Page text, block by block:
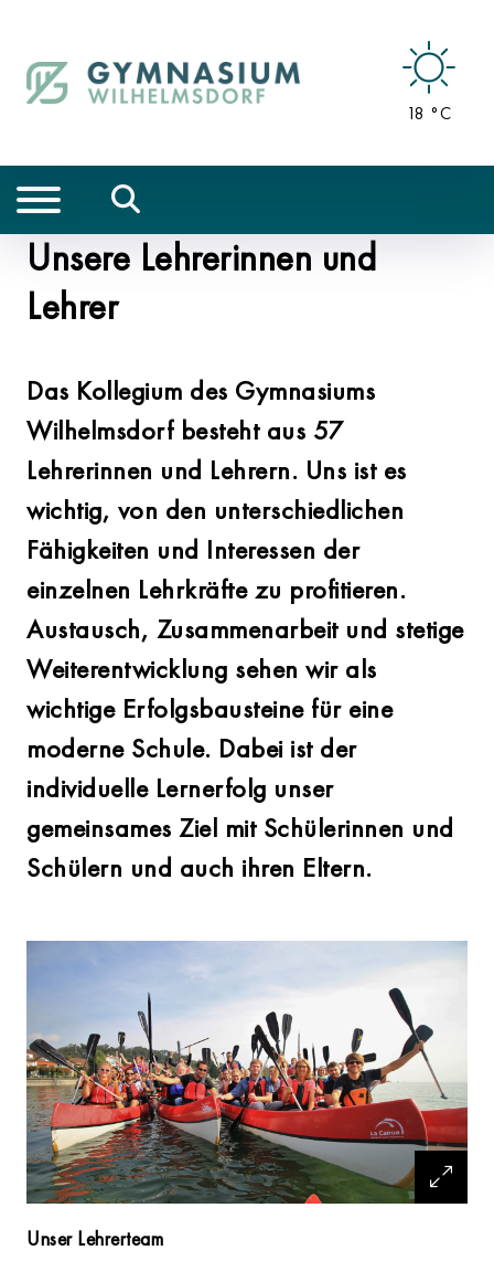
18 °C
Unsere Lehrerinnen und
Lehrer
Das Kollegium des Gymnasiums
Wilhelmsdorf besteht aus 57
Lehrerinnen und Lehrern. Uns ist es
wichtig, von den unterschiedlichen
Fähigkeiten und Interessen der
einzelnen Lehrkräfte zu profitieren.
Austausch, Zusammenarbeit und stetige
Weiterentwicklung sehen wir als
wichtige Erfolgsbausteine für eine
moderne Schule. Dabei ist der
individuelle Lernerfolg unser
gemeinsames Ziel mit Schülerinnen und
Schülern und auch ihren Eltern.
Unser Lehrerteam